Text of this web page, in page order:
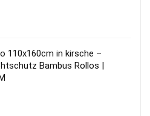
110x160cm in kirsche –
Bambus Rollos |